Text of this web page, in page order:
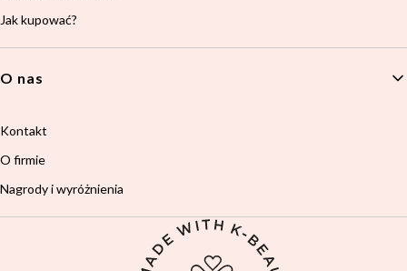
Jak kupować?
O nas
Kontakt
O firmie
Nagrody i wyróżnienia